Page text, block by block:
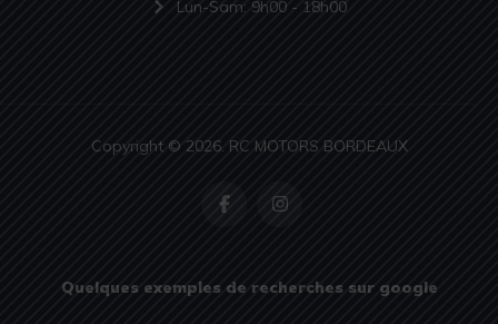
Lun-Sam: 9h00 - 18h00
Copyright © 2026. RC MOTORS BORDEAUX
Quelques exemples de recherches sur google